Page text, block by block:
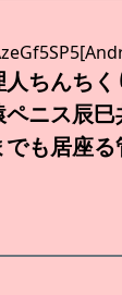
ちんち
ニス辰
も居座